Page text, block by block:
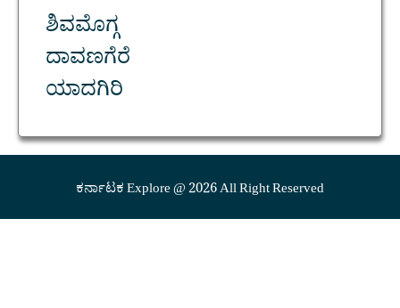
ಶಿವಮೊಗ್ಗ
ದಾವಣಗೆರೆ
ಯಾದಗಿರಿ
ಕರ್ನಾಟಕ Explore @ 2026 All Right Reserved